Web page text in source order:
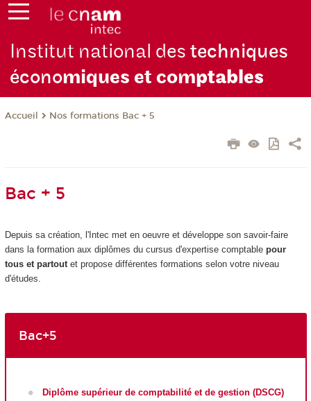
Institut national destechniques
économiques et comptables
Accueil Nos formations Bac + 5
Bac + 5
Depuis sa création, l'Intec met en oeuvre et développe son savoir-faire
dans la formation aux diplômes du cursus d'expertise comptable pour
tous et partoutet propose différentes formations selon votre niveau
d'études.
Bac+5
Diplôme supérieur de comptabilité et de gestion (DSCG)